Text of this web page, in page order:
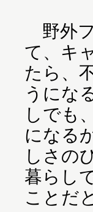
野外
て、キ
たら、
うにな
しでも
になる
しさの
暮らし
ことだ